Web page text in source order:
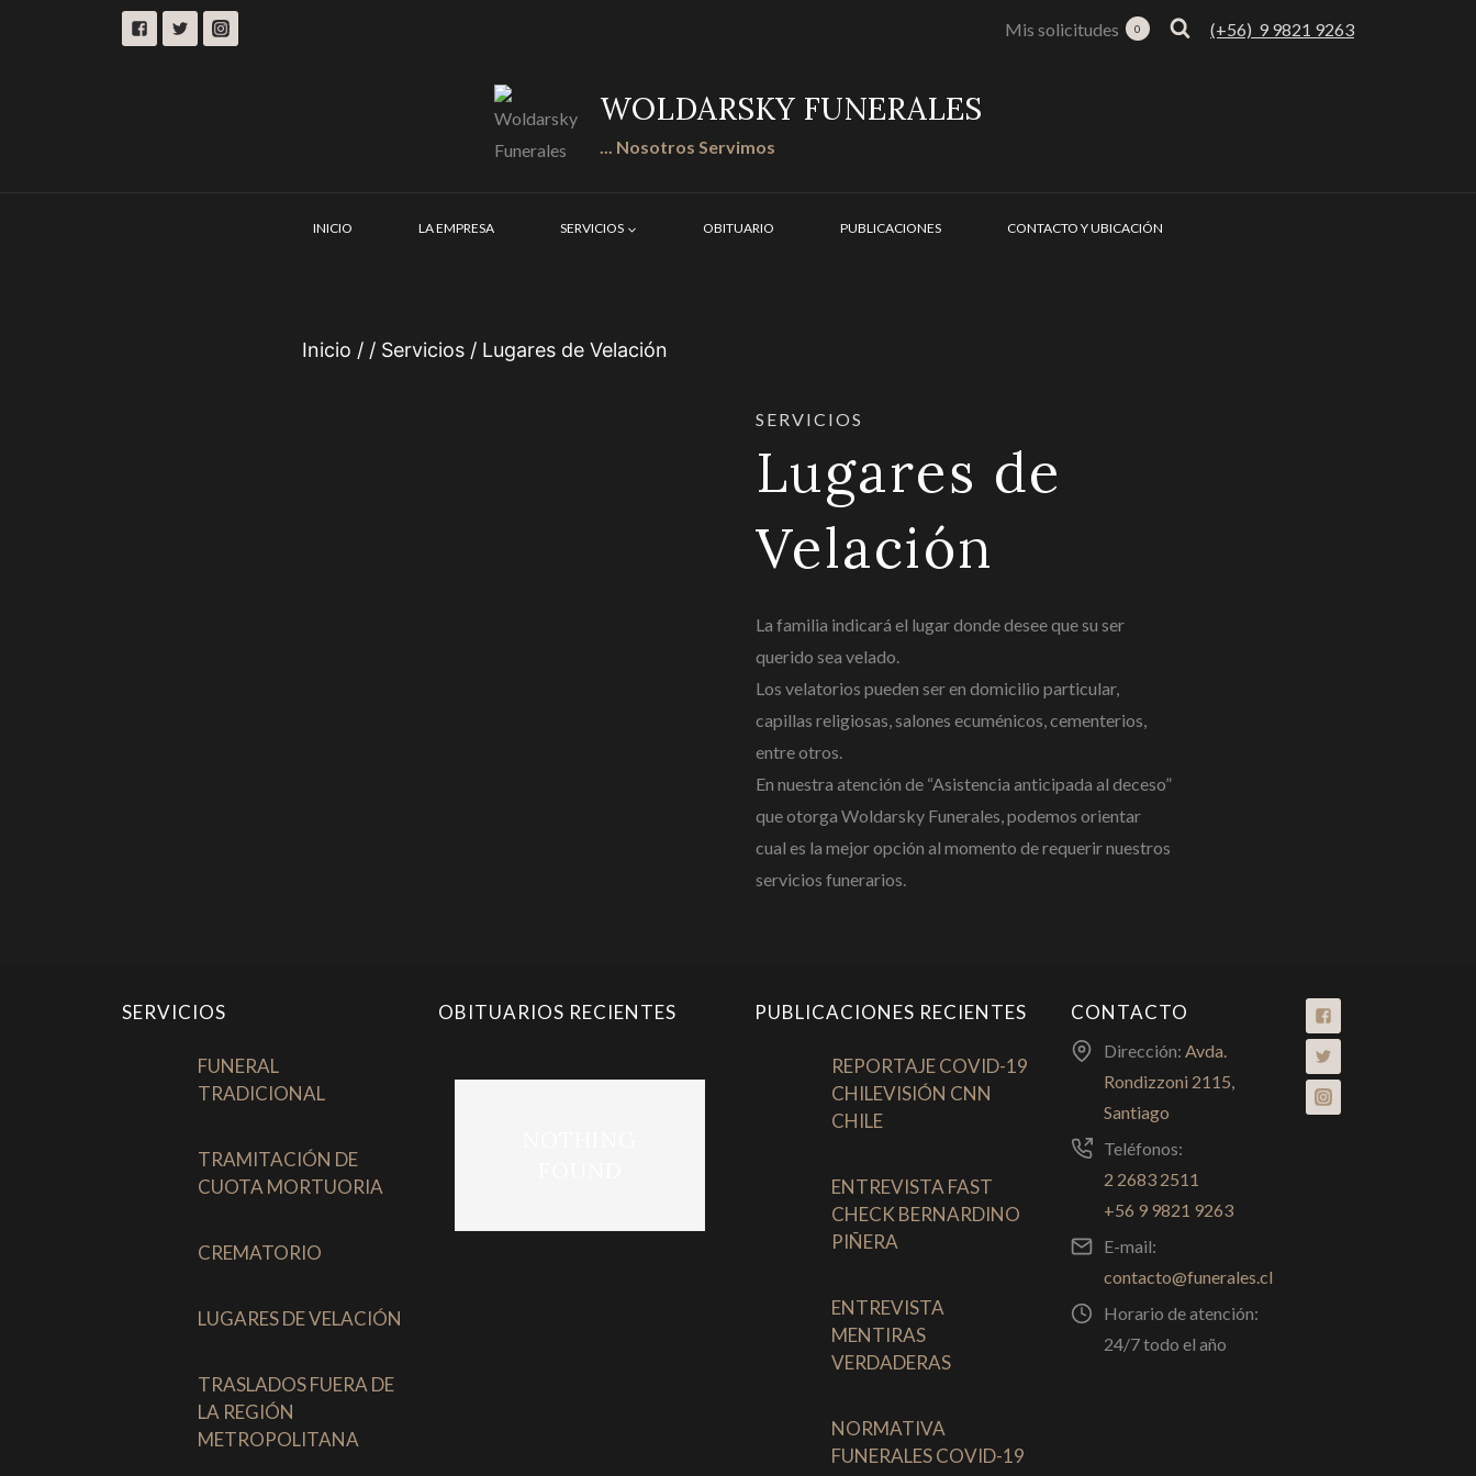
Mis solicitudes 0 (+56) 9 9821 9263
WOLDARSKY FUNERALES
... Nosotros Servimos
INICIO LA EMPRESA SERVICIOS OBITUARIO PUBLICACIONES CONTACTO Y UBICACIÓN
Inicio / / Servicios / Lugares de Velación
SERVICIOS
Lugares de
Velación
La familia indicará el lugar donde desee que su ser
querido sea velado.
Los velatorios pueden ser en domicilio particular,
capillas religiosas, salones ecuménicos, cementerios,
entre otros.
En nuestra atención de “Asistencia anticipada al deceso”
que otorga Woldarsky Funerales, podemos orientar
cual es la mejor opción al momento de requerir nuestros
servicios funerarios.
SERVICIOS
FUNERAL
TRADICIONAL
TRAMITACIÓN DE
CUOTA MORTUORIA
CREMATORIO
LUGARES DE VELACIÓN
TRASLADOS FUERA DE
LA REGIÓN
METROPOLITANA
OBITUARIOS RECIENTES PUBLICACIONES RECIENTES
REPORTAJE COVID-19
CHILEVISIÓN CNN
CHILE
ENTREVISTA FAST
CHECK BERNARDINO
PIÑERA
ENTREVISTA
MENTIRAS
VERDADERAS
NORMATIVA
FUNERALES COVID-19
CONTACTO
Dirección: Avda.
Rondizzoni 2115,
Santiago
Teléfonos:
2 2683 2511
+56 9 9821 9263
E-mail:
contacto@funerales.cl
Horario de atención:
24/7 todo el año